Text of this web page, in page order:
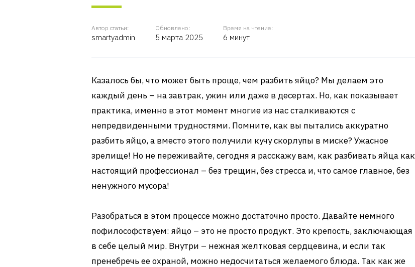
Автор статьи:
smartyadmin
Обновлено:
5 марта 2025
Время на чтение:
6 минут
Казалось бы, что может быть проще, чем разбить яйцо? Мы делаем это
каждый день – на завтрак, ужин или даже в десертах. Но, как показывает
практика, именно в этот момент многие из нас сталкиваются с
непредвиденными трудностями. Помните, как вы пытались аккуратно
разбить яйцо, а вместо этого получили кучу скорлупы в миске? Ужасное
зрелище! Но не переживайте, сегодня я расскажу вам, как разбивать яйца как
настоящий профессионал – без трещин, без стресса и, что самое главное, без
ненужного мусора!
Разобраться в этом процессе можно достаточно просто. Давайте немного
пофилософствуем: яйцо – это не просто продукт. Это крепость, заключающая
в себе целый мир. Внутри – нежная желтковая сердцевина, и если так
пренебречь ее охраной, можно недосчитаться желаемого блюда. Так как же